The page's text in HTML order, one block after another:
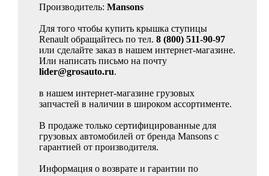
Производитель: Mansons
Для того чтобы купить крышка ступицы
Renault обращайтесь по тел. 8 (800) 511-90-97
или сделайте заказ в нашем интернет-магазине.
Или написать письмо на почту
lider@grosauto.ru.
в нашем интернет-магазине грузовых
запчастей в наличии в широком ассортименте.
В продаже только сертифицированные для
грузовых автомобилей от бренда Mansons с
гарантией от производителя.
Информация о возврате и гарантии по